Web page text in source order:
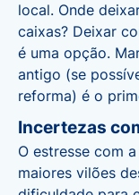
local. Onde
caixas? Deixar
é uma opção.
antigo (se
reforma) é o
Incertezas
O estresse com
maiores vilões